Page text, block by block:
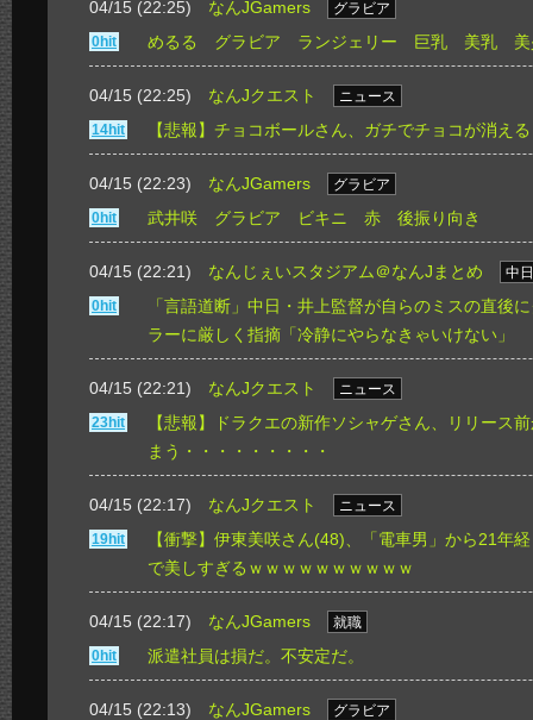
04/15 (22:25) なんJGamers
グラビア
0hit
めるる グラビア ランジェリー 巨乳 美乳 美
04/15 (22:25) なんJクエスト
ニュース
14hit
【悲報】チョコボールさん、ガチでチョコが消え
04/15 (22:23) なんJGamers
グラビア
0hit
武井咲 グラビア ビキニ 赤 後振り向き
04/15 (22:21) なんじぇいスタジアム＠なんJまとめ
中
0hit
「言語道断」中日・井上監督が自らのミスの直後
ラーに厳しく指摘「冷静にやらなきゃいけない」
04/15 (22:21) なんJクエスト
ニュース
23hit
【悲報】ドラクエの新作ソシャゲさん、リリース
まう・・・・・・・・・
04/15 (22:17) なんJクエスト
ニュース
19hit
【衝撃】伊東美咲さん(48)、「電車男」から21年
で美しすぎるｗｗｗｗｗｗｗｗｗｗ
04/15 (22:17) なんJGamers
就職
0hit
派遣社員は損だ。不安定だ。
04/15 (22:13) なんJGamers
グラビア